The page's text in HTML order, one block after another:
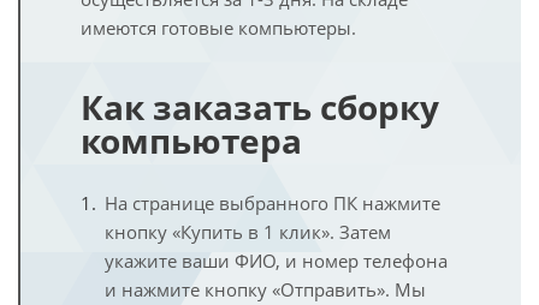
имеются готовые компьютеры.
Как заказать сборку
компьютера
На странице выбранного ПК нажмите
кнопку «Купить в 1 клик». Затем
укажите ваши ФИО, и номер телефона
и нажмите кнопку «Отправить». Мы